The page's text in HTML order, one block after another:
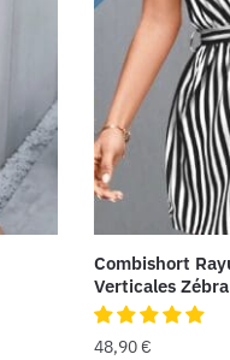
Combishort
Verticales Zébra
48,90€